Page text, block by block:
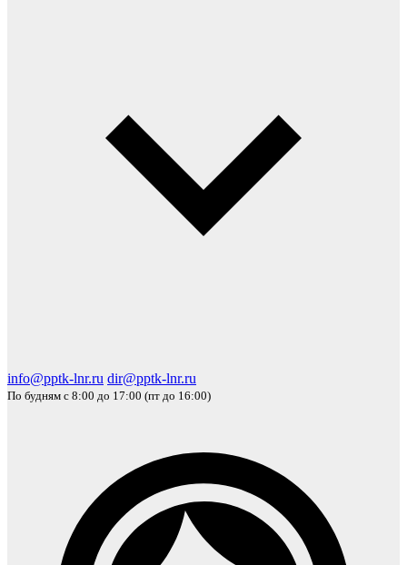
info@pptk-lnr.ru dir@pptk-lnr.ru
По будням с 8:00 до 17:00 (пт до 16:00)